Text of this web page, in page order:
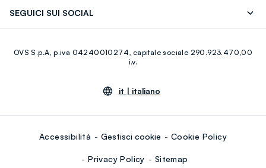
Giftcard
SEGUICI SUI SOCIAL
Youtube Linkedin
OVS S.p.A, p.iva 04240010274, capitale sociale 290.923.470,00
i.v.
it | italiano
Accessibilità Gestisci cookie Cookie Policy
Privacy Policy Sitemap